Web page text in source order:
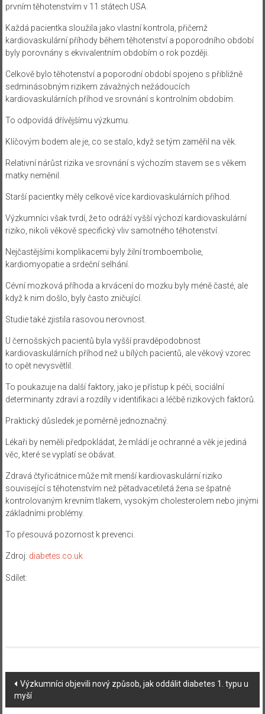
prvním těhotenstvím v 11 státech USA.
Každá pacientka sloužila jako vlastní kontrola, přičemž
kardiovaskulární příhody během těhotenství a poporodního období
byly porovnány s ekvivalentním obdobím o rok později.
Celkově bylo těhotenství a poporodní období spojeno s přibližně
sedminásobným rizikem závažných nežádoucích
kardiovaskulárních příhod ve srovnání s kontrolním obdobím.
To odpovídá dřívějšímu výzkumu.
Klíčovým bodem ale je, co se stalo, když se tým zaměřil na věk.
Relativní nárůst rizika ve srovnání s výchozím stavem se s věkem
matky neměnil.
Starší pacientky měly celkově více kardiovaskulárních příhod.
Výzkumníci však tvrdí, že to odráží vyšší výchozí kardiovaskulární
riziko, nikoli věkově specifický vliv samotného těhotenství.
Nejčastějšími komplikacemi byly žilní tromboembolie,
kardiomyopatie a srdeční selhání.
Cévní mozková příhoda a krvácení do mozku byly méně časté, ale
když k nim došlo, byly často zničující.
Studie také zjistila rasovou nerovnost.
U černošských pacientů byla vyšší pravděpodobnost
kardiovaskulárních příhod než u bílých pacientů, ale věkový vzorec
to opět nevysvětlil.
To poukazuje na další faktory, jako je přístup k péči, sociální
determinanty zdraví a rozdíly v identifikaci a léčbě rizikových faktorů.
Praktický důsledek je poměrně jednoznačný.
Lékaři by neměli předpokládat, že mládí je ochranné a věk je jediná
věc, které se vyplatí se obávat.
Zdravá čtyřicátnice může mít menší kardiovaskulární riziko
související s těhotenstvím než pětadvacetiletá žena se špatně
kontrolovaným krevním tlakem, vysokým cholesterolem nebo jinými
základními problémy.
To přesouvá pozornost k prevenci.
Zdroj: diabetes.co.uk
Sdílet:
Navigace
příspěvku
Výzkumníci objevili nový způsob, jak oddálit diabetes 1. typu u
myší